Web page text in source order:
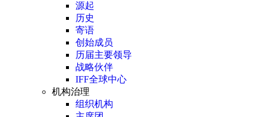
源起
历史
寄语
创始成员
历届主要领导
战略伙伴
IFF全球中心
机构治理
组织机构